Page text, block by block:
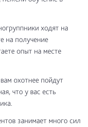
ходят на
на получение
опыт на месте
охотнее пойдут
что у вас есть
занимает много сил